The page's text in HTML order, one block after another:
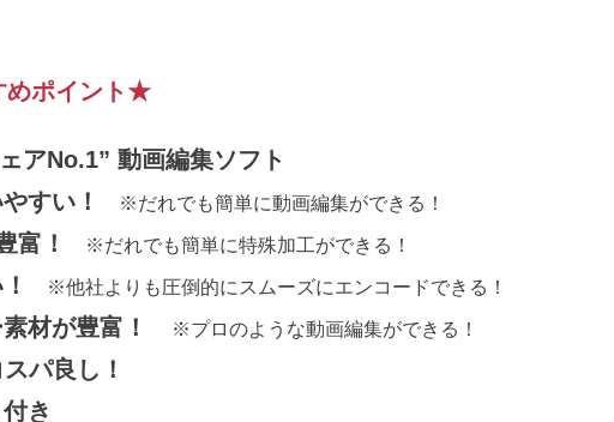
ポイント★
アNo.1” 動画編集ソフト
すい！
※だれでも簡単に動画編集ができる！
富！ ※だれでも簡単に特殊加工ができる！
※他社よりも圧倒的にスムーズにエンコードできる！
素材が豊富！ ※プロのような動画編集ができる！
パ良し！
き